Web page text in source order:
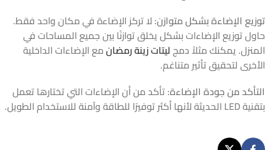
توزيع الإضاءة بشكل متوازن: لا تركز الإضاءة في مكان واحد فقط.
حاول توزيع الإضاءات بشكل يخلق توازنًا بين جميع المساحات في
المنزل. يمكنك مثلاً دمجليتات زينة رمضانمع الإضاءات الداخلية
الأخرى لتحقيق تأثير متناغم.
التأكد من جودة الإضاءة: تأكد من أن الإضاءات التي تختارها تعمل
بتقنية LED الحديثة لأنها أكثر توفيرًا للطاقة وآمنة للاستخدام الطويل.